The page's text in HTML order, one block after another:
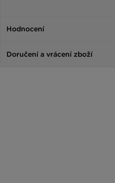
Hodnocení
Doručení a vrácení zboží